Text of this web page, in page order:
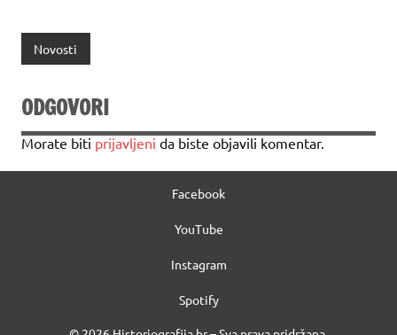
Novosti
ODGOVORI
Morate biti prijavljeni da biste objavili komentar.
Facebook
YouTube
Instagram
Spotify